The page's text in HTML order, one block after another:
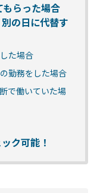
らった場合
の日に代替す
た場合
勤務をした場合
で働いていた場
ク可能！